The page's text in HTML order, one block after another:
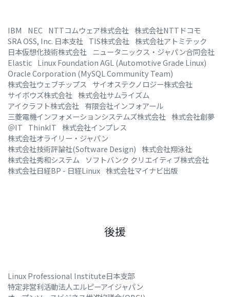
IBM NEC NTTコムウェア株式会社 株式会社NTTドコモ
SRA OSS, Inc. 日本支社 TIS株式会社 株式会社アトミテック
日本仮想化技術株式会社 ニュータニックス・ジャパン合同会社
Elastic Linux Foundation AGL (Automotive Grade Linux)
Oracle Corporation (MySQL Community Team)
株式会社ウェブチップス
サイオステクノロジー株式会社
サイボウズ株式会社 株式会社サムライズム
アイクラフト株式会社 有限会社インフォアール
三菱電機インフォメーションシステムズ株式会社 株式会社創夢
＠IT
ThinkIT 株式会社インプレス
株式会社オライリー・ジャパン
株式会社技術評論社(Software Design) 株式会社翔泳社
株式会社秀和システム
ソフトバンク クリエイティブ株式会社
株式会社日経BP - 日経Linux 株式会社マイナビ出版
後援
Linux Professional Institute日本支部
特定非営利活動法人エルピーアイジャパン